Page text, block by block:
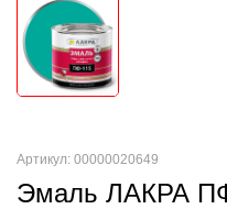
Артикул: 00000020649
Эмаль ЛАКРА